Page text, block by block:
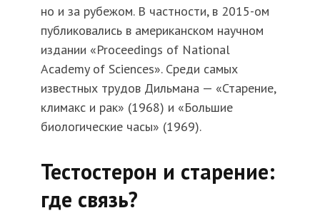
но и за рубежом. В частности, в 2015-ом
публиковались в американском научном
издании «Proceedings of National
Academy of Sciences». Среди самых
известных трудов Дильмана — «Старение,
климакс и рак» (1968) и «Большие
биологические часы» (1969).
Тестостерон и старение:
где связь?